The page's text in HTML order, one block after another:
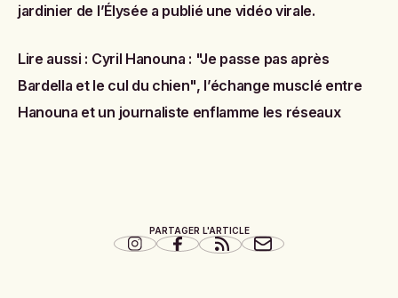
jardinier de l’Élysée a publié une vidéo virale.
Lire aussi : Cyril Hanouna : "Je passe pas après
Bardella et le cul du chien", l’échange musclé entre
Hanouna et un journaliste enflamme les réseaux
PARTAGER L'ARTICLE